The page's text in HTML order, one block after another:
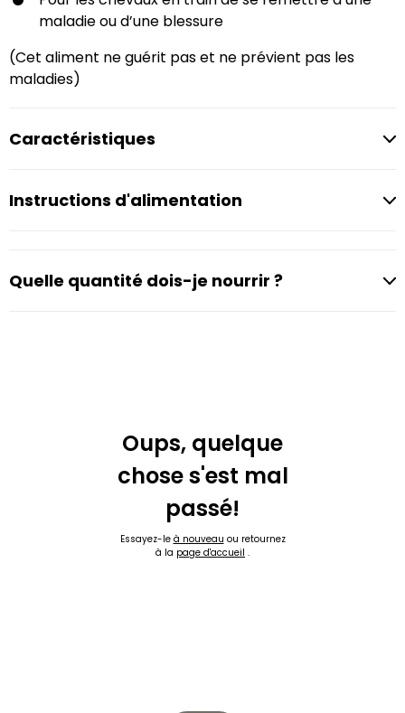
maladie ou d’une blessure
(Cet aliment ne guérit pas et ne prévient pas les
maladies)
Caractéristiques
Instructions d'alimentation
Quelle quantité dois-je nourrir ?
Oups, quelque
chose s'est mal
passé!
Essayez-le à nouveau ou retournez
à la page d'accueil .